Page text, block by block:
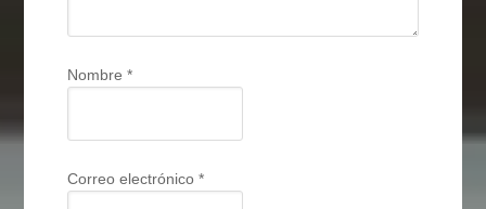
Nombre*
Correo electrónico*